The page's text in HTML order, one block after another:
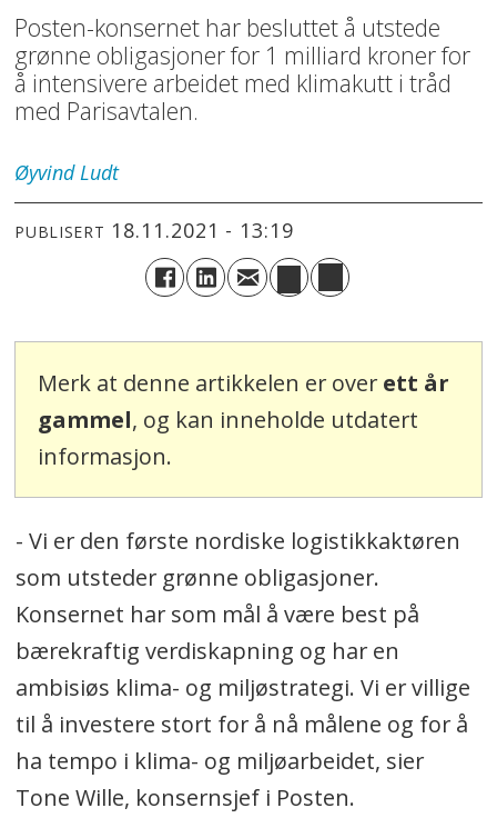
Posten-konsernet har besluttet å utstede
grønne obligasjoner for 1 milliard kroner for
å intensivere arbeidet med klimakutt i tråd
med Parisavtalen.
Øyvind Ludt
PUBLISERT 18.11.2021 - 13:19
Merk at denne artikkelen er over ett år
gammel, og kan inneholde utdatert
informasjon.
- Vi er den første nordiske logistikkaktøren
som utsteder grønne obligasjoner.
Konsernet har som mål å være best på
bærekraftig verdiskapning og har en
ambisiøs klima- og miljøstrategi. Vi er villige
til å investere stort for å nå målene og for å
ha tempo i klima- og miljøarbeidet, sier
Tone Wille, konsernsjef i Posten.